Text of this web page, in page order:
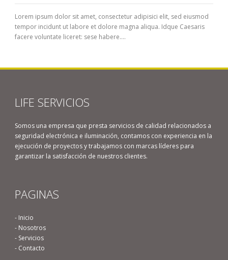
Lorem ipsum dolor sit amet, consectetur adipisici elit, sed eiusmod
tempor incidunt ut labore et dolore magna aliqua. Idque Caesaris
facere voluntate liceret: sese habere....
LIFE SERVICIOS
Somos una empresa que presta servicios de calidad relacionados a
seguridad electrónica e iluminación, contamos con experiencia en la
ejecución de proyectos y trabajamos con marcas líderes para
garantizar la satisfacción de nuestros clientes.
PAGINAS
- Inicio
- Nosotros
- Servicios
- Contacto